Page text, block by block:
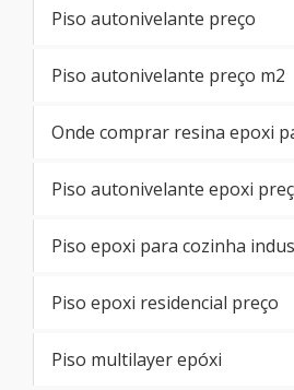
Piso autonivelante preço
Piso autonivelante preço m2
Onde comprar resina epoxi
Piso autonivelante epoxi
Piso epoxi para cozinha
Piso epoxi residencial preço
Piso multilayer epóxi